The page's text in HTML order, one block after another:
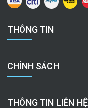
THÔNG TIN
CHÍNH SÁCH
THÔNG TIN LIÊN HỆ